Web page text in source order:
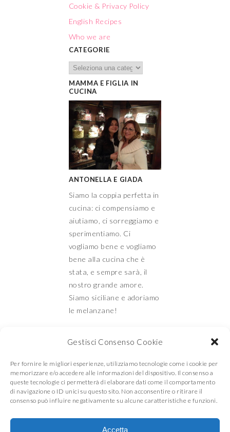
Gestisci Consenso Cookie
Per fornire le migliori esperienze, utilizziamo tecnologie come i cookie per
memorizzare e/o accedere alle informazioni del dispositivo. Il consenso a
queste tecnologie ci permetterà di elaborare dati come il comportamento
di navigazione o ID unici su questo sito. Non acconsentire o ritirare il
consenso può influire negativamente su alcune caratteristiche e funzioni.
Accetta
Cookie & Privacy Policy
English Recipes
Who we are
CATEGORIE
MAMMA E FIGLIA IN
CUCINA
ANTONELLA E GIADA
Siamo la coppia perfetta in
cucina: ci compensiamo e
aiutiamo, ci sorreggiamo e
sperimentiamo. Ci
vogliamo bene e vogliamo
bene alla cucina che è
stata, e sempre sarà, il
nostro grande amore.
Siamo siciliane e adoriamo
le melanzane!
Mamma e Figlia in
cucina